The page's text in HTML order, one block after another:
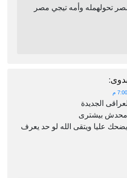
تحولهمله وأمه تيجي مصر
:
الجديدة
محدش بيشترى
عليا ويتقى الله لو حد يعرف